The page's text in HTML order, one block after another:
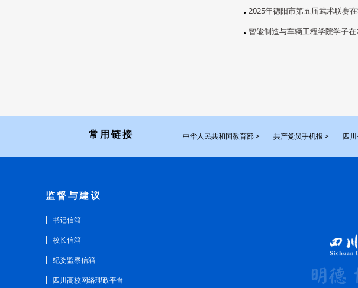
2025年德阳市第五届武术联赛
智能制造与车辆工程学院学子
常用链接 中华人民共和国教育部 > 共产党员手机报 > 四
监督与建议
书记信箱
校长信箱
纪委监察信箱
四川高校网络理政平台